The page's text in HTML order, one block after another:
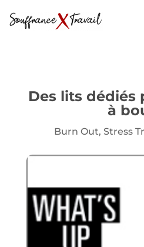
Des lits dédiés
à
Burn Out,Stress